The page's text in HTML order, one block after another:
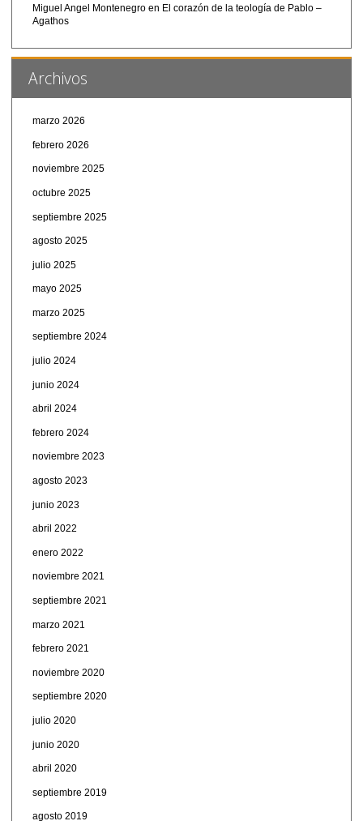
Miguel Angel Montenegroen El corazón de la teología de Pablo –
Agathos
Archivos
marzo 2026
febrero 2026
noviembre 2025
octubre 2025
septiembre 2025
agosto 2025
julio 2025
mayo 2025
marzo 2025
septiembre 2024
julio 2024
junio 2024
abril 2024
febrero 2024
noviembre 2023
agosto 2023
junio 2023
abril 2022
enero 2022
noviembre 2021
septiembre 2021
marzo 2021
febrero 2021
noviembre 2020
septiembre 2020
julio 2020
junio 2020
abril 2020
septiembre 2019
agosto 2019